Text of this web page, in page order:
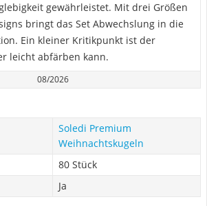
gewährleistet. Mit drei Größen
bringt das Set Abwechslung in die
Ein kleiner Kritikpunkt ist der
leicht abfärben kann.
08/2026
Soledi Premium
Weihnachtskugeln
80 Stück
Ja